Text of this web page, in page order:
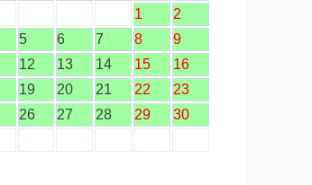
1
2
5 6 7 8
9
12 13 14 15
16
19 20 21 22
23
26 27 28 29
30